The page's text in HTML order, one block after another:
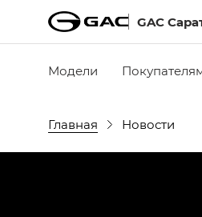
GAC
Модели
Главная Новости